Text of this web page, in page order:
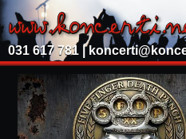
031 617 781 |